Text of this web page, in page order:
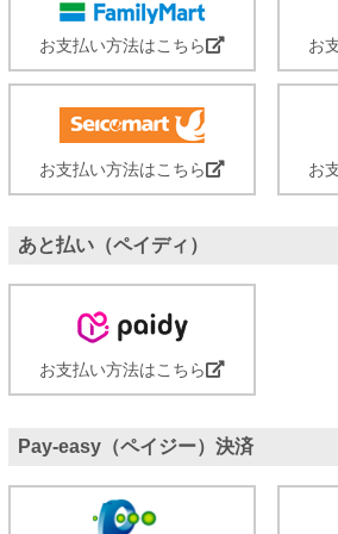
お支払い方法はこちら お
お支払い方法はこちら お
あと払い（ペイディ）
お支払い方法はこちら
Pay-easy（ペイジー）決済